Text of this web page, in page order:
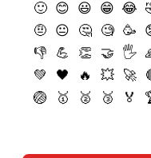
🙂 😊 😃 😁 😂
🤨
😐 🤔 🧐 🥳
👎
💪 👏 🤝 🖐
💚
🖤 🔥 💥 🚀
🏐
🥇 🥈 🥉 🏅